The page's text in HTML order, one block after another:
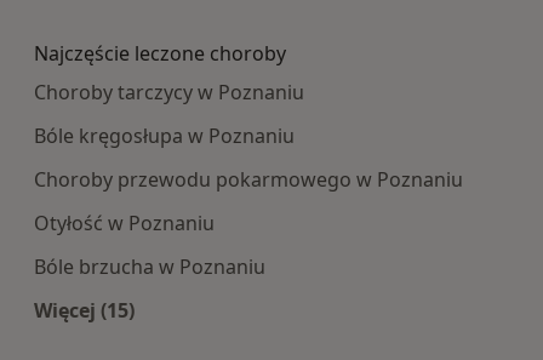
Najczęście leczone choroby
Choroby tarczycy w Poznaniu
Bóle kręgosłupa w Poznaniu
Choroby przewodu pokarmowego w Poznaniu
Otyłość w Poznaniu
Bóle brzucha w Poznaniu
Więcej (15)